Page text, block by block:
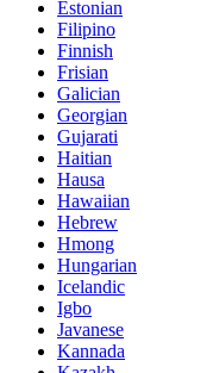
Estonian
Filipino
Finnish
Frisian
Galician
Georgian
Gujarati
Haitian
Hausa
Hawaiian
Hebrew
Hmong
Hungarian
Icelandic
Igbo
Javanese
Kannada